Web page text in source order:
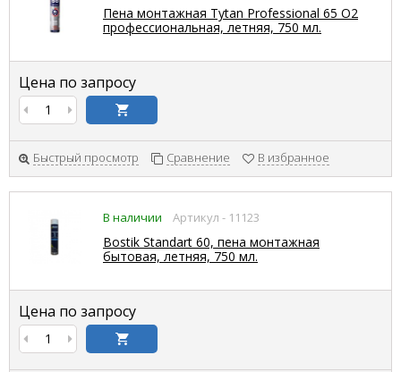
Пена монтажная Tytan Professional 65 О2
профессиональная, летняя, 750 мл.
Цена по запросу
Быстрый просмотр Сравнение В избранное
В наличии Артикул - 11123
Bostik Standart 60, пена монтажная
бытовая, летняя, 750 мл.
Цена по запросу